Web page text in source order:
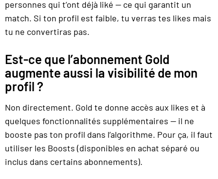
personnes qui t’ont déjà liké — ce qui garantit un
match. Si ton profil est faible, tu verras tes likes mais
tu ne convertiras pas.
Est-ce que l’abonnement Gold
augmente aussi la visibilité de mon
profil ?
Non directement. Gold te donne accès aux likes et à
quelques fonctionnalités supplémentaires — il ne
booste pas ton profil dans l’algorithme. Pour ça, il faut
utiliser les Boosts (disponibles en achat séparé ou
inclus dans certains abonnements).